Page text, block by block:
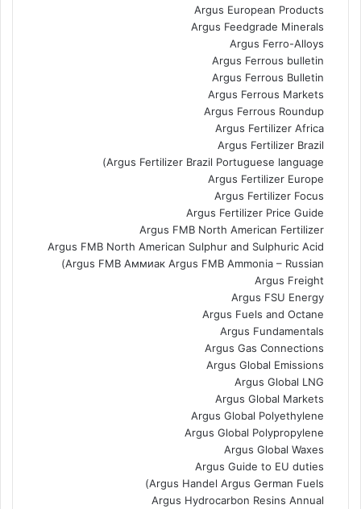
Argus European Products
Argus Feedgrade Minerals
Argus Ferro-Alloys
Argus Ferrous bulletin
Argus Ferrous Bulletin
Argus Ferrous Markets
Argus Ferrous Roundup
Argus Fertilizer Africa
Argus Fertilizer Brazil
Argus Fertilizer Brazil Portuguese language)
Argus Fertilizer Europe
Argus Fertilizer Focus
Argus Fertilizer Price Guide
Argus FMB North American Fertilizer
Argus FMB North American Sulphur and Sulphuric Acid
Argus FMB Аммиак Argus FMB Ammonia – Russian)
Argus Freight
Argus FSU Energy
Argus Fuels and Octane
Argus Fundamentals
Argus Gas Connections
Argus Global Emissions
Argus Global LNG
Argus Global Markets
Argus Global Polyethylene
Argus Global Polypropylene
Argus Global Waxes
Argus Guide to EU duties
Argus Handel Argus German Fuels)
Argus Hydrocarbon Resins Annual